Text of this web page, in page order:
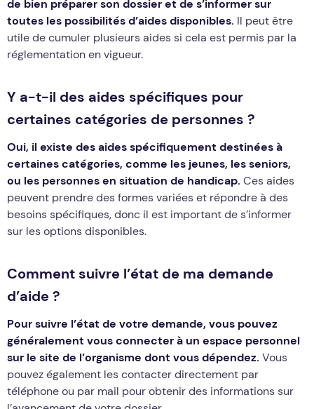
de bien préparer son dossier et de s’informer sur
toutes les possibilités d’aides disponibles. Il peut être
utile de cumuler plusieurs aides si cela est permis par la
réglementation en vigueur.
Y a-t-il des aides spécifiques pour
certaines catégories de personnes ?
Oui, il existe des aides spécifiquement destinées à
certaines catégories, comme les jeunes, les seniors,
ou les personnes en situation de handicap. Ces aides
peuvent prendre des formes variées et répondre à des
besoins spécifiques, donc il est important de s’informer
sur les options disponibles.
Comment suivre l’état de ma demande
d’aide ?
Pour suivre l’état de votre demande, vous pouvez
généralement vous connecter à un espace personnel
sur le site de l’organisme dont vous dépendez. Vous
pouvez également les contacter directement par
téléphone ou par mail pour obtenir des informations sur